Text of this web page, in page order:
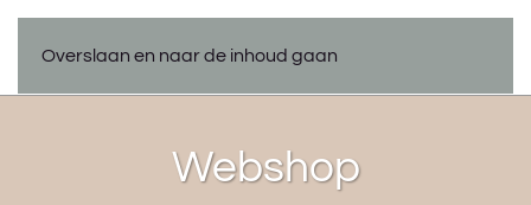
Overslaan en naar de inhoud gaan
Webshop